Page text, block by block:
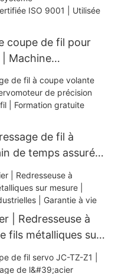
coupe de fil pour
| Machine
de fil | Découpe
automatique |
plus de 1000
de fil à
de temps assuré !
mm | Équipement
incluse
| Redresseuse à
fils métalliques sur
| Machines